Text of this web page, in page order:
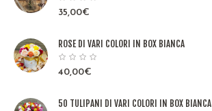
35,00€
ROSE DI VARI COLORI IN BOX BIANCA
40,00€
50 TULIPANI DI VARI COLORI IN BOX BIANCA